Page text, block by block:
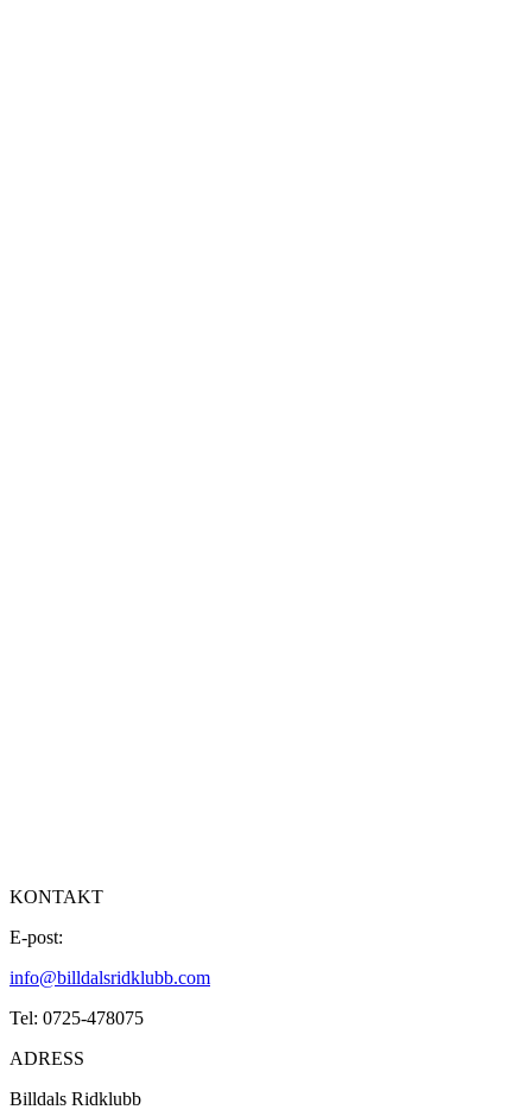
KONTAKT
E-post:
info@billdalsridklubb.com
Tel: 0725-478075
ADRESS
Billdals Ridklubb